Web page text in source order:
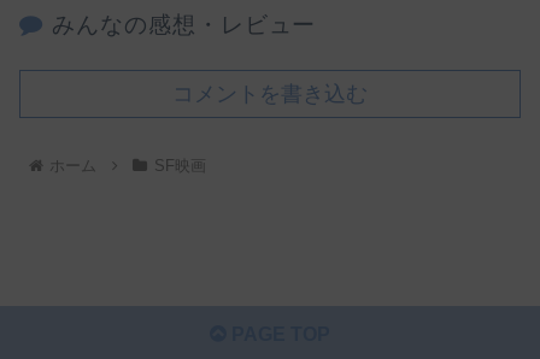
みんなの感想・レビュー
コメントを書き込む
ホーム SF映画